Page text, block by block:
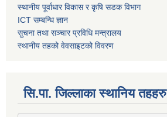
स्थानीय पूर्वाधार विकास र कृषि सडक विभाग
ICT सम्बन्धि ज्ञान
सुचना तथा सञ्चार प्रविधि मन्त्रालय
स्थानीय तहको वेवसाइटको विवरण
सि.पा. जिल्लाका स्थानिय तहहरु